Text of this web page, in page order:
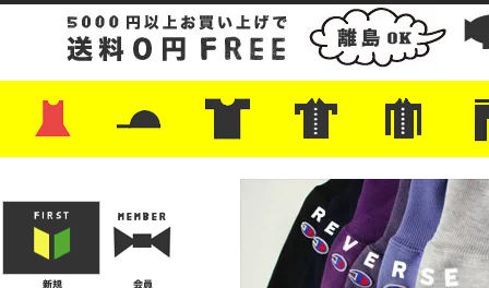
・レザーシューズ/スニーカー
・プリントTシャツ
・バンド/ツアー
・キャラクター
・Nike/adidas/スポーツ
・チャンピオン
・サーフ/スケート
・ボーダー/総柄/無地
・フットボール/リンガー
・タンクトップ/NBA・ポロシャツ
・半袖シャツ
・アロハ/サーフ/ボーリング
・ラルフ/ブランド
・無地/チェック/ストラ
・ワーク/ミリタリー/ウ
・ネル/ウール ・ショ
・アウ
・ジー
・
・ミリ
・コー
・コッ
・オー
・ジャ
ン